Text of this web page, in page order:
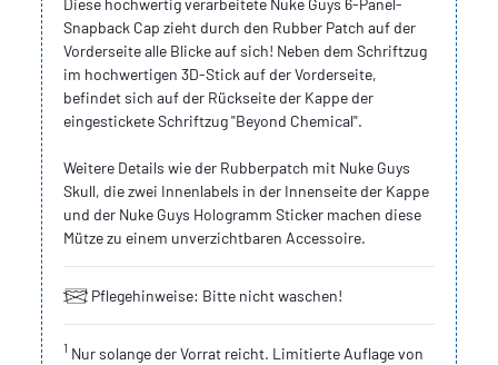
Snapback Cap zieht durch den Rubber Patch auf der
Vorderseite alle Blicke auf sich! Neben dem Schriftzug
im hochwertigen 3D-Stick auf der Vorderseite,
befindet sich auf der Rückseite der Kappe der
eingestickete Schriftzug "Beyond Chemical".
Weitere Details wie der Rubberpatch mit Nuke Guys
Skull, die zwei Innenlabels in der Innenseite der Kappe
und der Nuke Guys Hologramm Sticker machen diese
Mütze zu einem unverzichtbaren Accessoire.
Pflegehinweise: Bitte nicht waschen!
1 Nur solange der Vorrat reicht. Limitierte Auflage von